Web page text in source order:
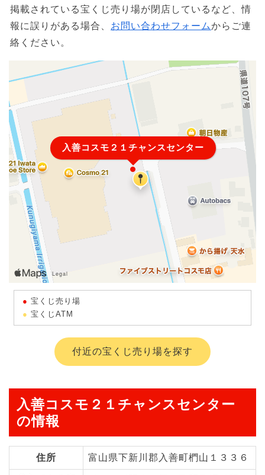
掲載されている宝くじ売り場が閉店しているなど、情
報に誤りがある場合、 お問い合わせフォームからご連
絡ください。
入善コスモ２１チャンスセンター
宝くじ売り場
宝くじATM
付近の宝くじ売り場を探す
入善コスモ２１チャンスセンター
の情報
住所 富山県下新川郡入善町椚山１３３６